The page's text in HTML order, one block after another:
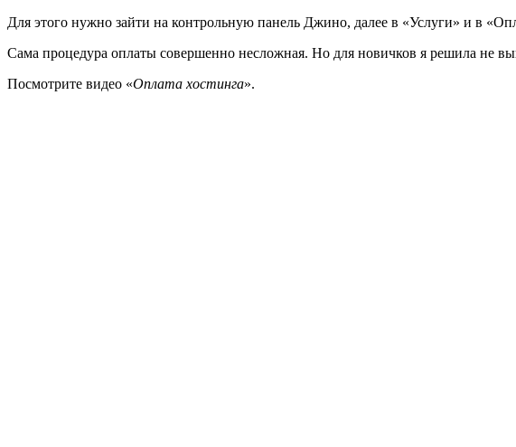
Для этого нужно зайти на контрольную панель Джино, далее в «Услуги» и в
Сама процедура оплаты совершенно несложная. Но для новичков я решила не
Посмотрите видео «Оплата хостинга».